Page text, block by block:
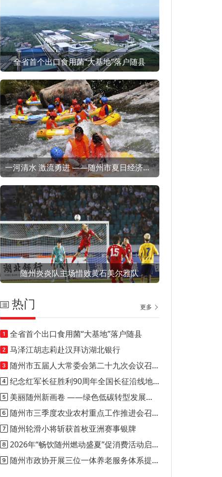
全省首个出口食用菌“大基地”落户随县
一河清水 激流勇进 ——随州市夏日经济（消费）观察之一
随州炎炎队主场惜败黄石美尔雅队
热门 更多
全省首个出口食用菌“大基地”落户随县
马泽江胡志莉赴汉拜访湖北银行
随州市五届人大常委会第二十九次会议召开
纪念红军长征胜利90周年全国长征沿线地市媒体新闻行动正式启动
美丽随州新画卷 ——绿色低碳转型发展的随州实践
随州市三季度农业农村重点工作推进会召开
随州轮滑小将斩获首枚亚洲赛事银牌
2026年“畅饮随州燃动盛夏”促消费活动启动
随州市政协开展三位一体养老服务体系提案落实情况调研